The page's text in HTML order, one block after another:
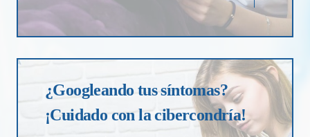
¿Googleando tus síntomas?
¡Cuidado con la cibercondría!